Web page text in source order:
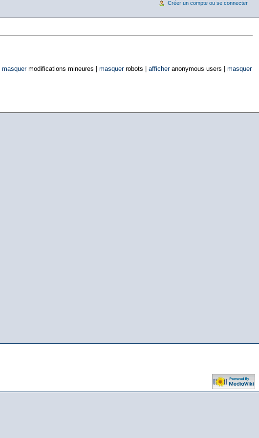
masquermodifications mineures | masquerrobots | afficheranonymous users | masquer
Créer un compte ou se connecter